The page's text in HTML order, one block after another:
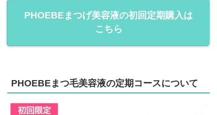
PHOEBEまつげ美容液の初回定期購入は
こちら
PHOEBEまつ毛美容液の定期コースについて